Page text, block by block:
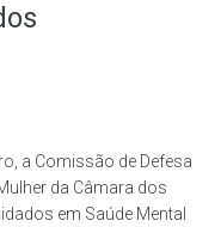
a Comissão de Defesa
da Câmara dos
em Saúde Mental